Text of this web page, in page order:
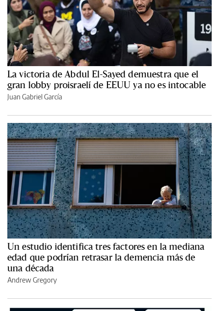
La victoria de Abdul El-Sayed demuestra que el
gran lobby proisraelí de EEUU ya no es intocable
Juan Gabriel García
Un estudio identifica tres factores en la mediana
edad que podrían retrasar la demencia más de
una década
Andrew Gregory